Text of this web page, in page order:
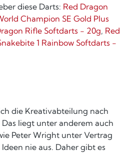
diese Darts: Red Dragon
Champion SE Gold Plus
Rifle Softdarts - 20g, Red
1 Rainbow Softdarts -
die Kreativabteilung nach
liegt unter anderem auch
Peter Wright unter Vertrag
nie aus. Daher gibt es